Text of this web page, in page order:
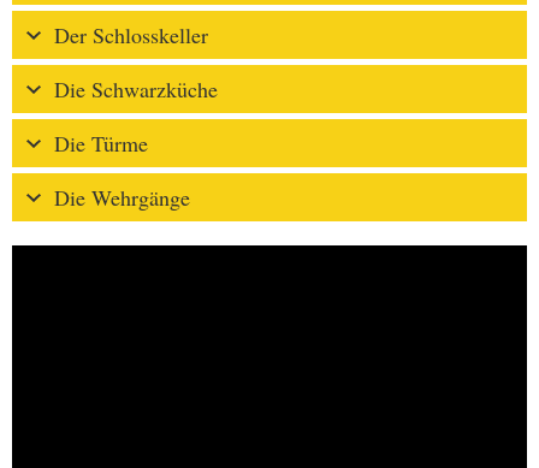
Der Schlosskeller
Die Schwarzküche
Die Türme
Die Wehrgänge